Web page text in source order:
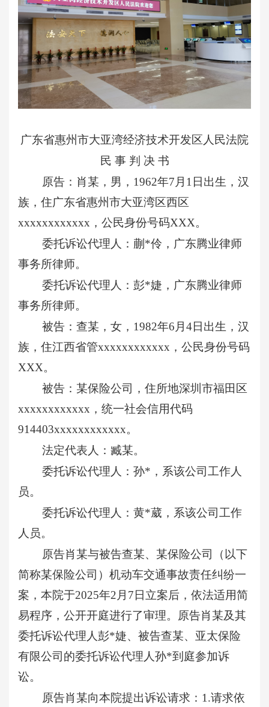
广东省惠州市大亚湾经济技术开发区人民法院
民 事 判 决 书
原告：肖某，男， 1962年7月1日出生，汉
族，住广东省惠州市大亚湾区西区
xxxxxxxxxxxx，公民身份号码XXX。
委托诉讼代理人：蒯 *伶，广东腾业律师
事务所律师。
委托诉讼代理人：彭*婕，广东腾业律师
事务所律师。
被告：查某，女， 1982年6月4日出生，汉
族，住江西省管xxxxxxxxxxxx，公民身份号码
XXX。
被告：某保险公司，住所地深圳市福田区
xxxxxxxxxxxx，统一社会信用代码
914403xxxxxxxxxxxx。
法定代表人：臧某。
委托诉讼代理人：孙*，系该公司工作人
员。
委托诉讼代理人：黄*葳，系该公司工作
人员。
原告肖某与被告查某、某保险公司（以下
简称某保险公司）机动车交通事故责任纠纷一
案，本院于2025年2月7日立案后，依法适用简
易程序，公开开庭进行了审理。原告肖某及其
委托诉讼代理人彭*婕、被告查某、亚太保险
有限公司的委托诉讼代理人孙*到庭参加诉
讼。
原告肖某向本院提出诉讼请求： 1.请求依